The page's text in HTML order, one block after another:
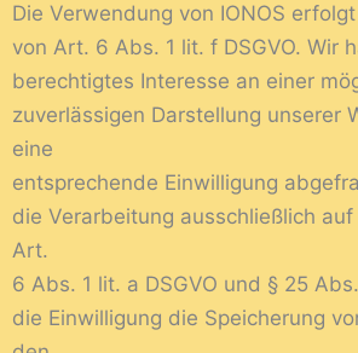
Die Verwendung von IONOS
von Art. 6 Abs. 1 lit. f DSGVO. Wir
berechtigtes Interesse an einer
zuverlässigen Darstellung unserer
eine
entsprechende Einwilligung
die Verarbeitung ausschließlich
Art.
6 Abs. 1 lit. a DSGVO und § 25
die Einwilligung die Speicherung